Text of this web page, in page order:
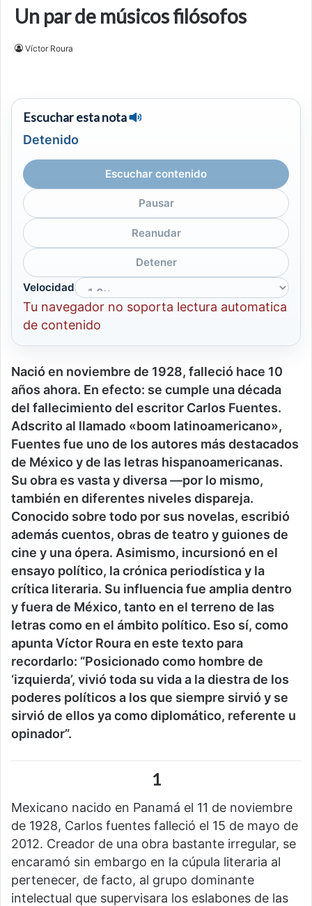
Un par de músicos filósofos
Víctor Roura
Escuchar esta nota
Detenido
Escuchar contenido
Pausar
Reanudar
Detener
Velocidad
Tu navegador no soporta lectura automatica
de contenido
Nació en noviembre de 1928, falleció hace 10
años ahora. En efecto: se cumple una década
del fallecimiento del escritor Carlos Fuentes.
Adscrito al llamado «boom latinoamericano»,
Fuentes fue uno de los autores más destacados
de México y de las letras hispanoamericanas.
Su obra es vasta y diversa —por lo mismo,
también en diferentes niveles dispareja.
Conocido sobre todo por sus novelas, escribió
además cuentos, obras de teatro y guiones de
cine y una ópera. Asimismo, incursionó en el
ensayo político, la crónica periodística y la
crítica literaria. Su influencia fue amplia dentro
y fuera de México, tanto en el terreno de las
letras como en el ámbito político. Eso sí, como
apunta Víctor Roura en este texto para
recordarlo: “Posicionado como hombre de
‘izquierda’, vivió toda su vida a la diestra de los
poderes políticos a los que siempre sirvió y se
sirvió de ellos ya como diplomático, referente u
opinador”.
1
Mexicano nacido en Panamá el 11 de noviembre
de 1928, Carlos fuentes falleció el 15 de mayo de
2012. Creador de una obra bastante irregular, se
encaramó sin embargo en la cúpula literaria al
pertenecer, de facto, al grupo dominante
intelectual que supervisara los eslabones de las